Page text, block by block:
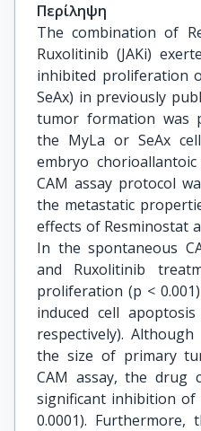
Περίληψη
The combination of
Ruxolitinib (JAKi)
inhibited proliferation
SeAx) in previously
tumor formation was
the MyLa or SeAx
embryo
CAM assay protocol
the metastatic
effects of Resminostat
In the spontaneous
and Ruxolitinib
proliferation (p <
induced cell
respectively).
the size of primary
CAM assay, the drug
significant inhibition
0.0001). Furthermore,